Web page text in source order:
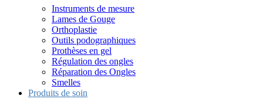
Instruments de mesure
Lames de Gouge
Orthoplastie
Outils podographiques
Prothèses en gel
Régulation des ongles
Réparation des Ongles
Smelles
Produits de soin